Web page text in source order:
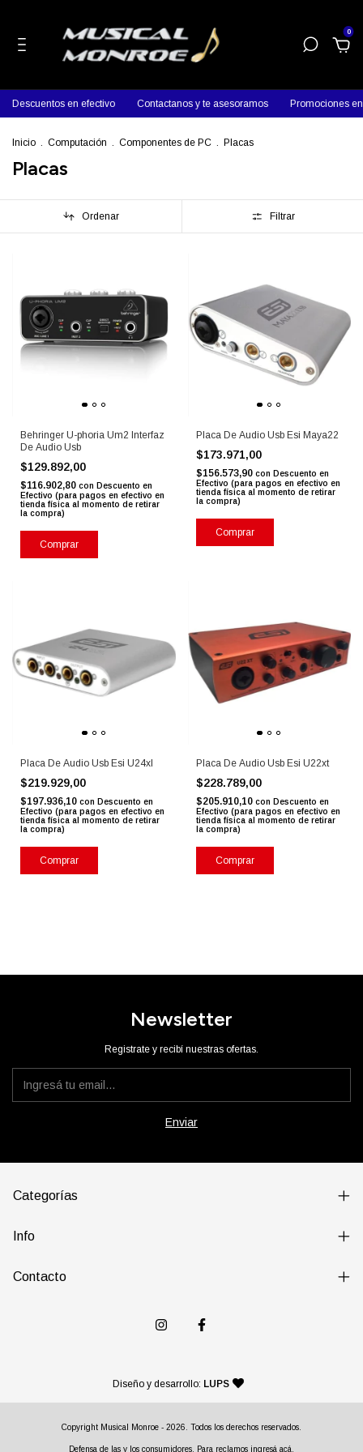
0
Descuentos en efectivo Contactanos y te asesoramos Promociones
Inicio . Computación . Componentes de PC . Placas
Placas
Ordenar Filtrar
Behringer U-phoria Um2 Interfaz
De Audio Usb
$129.892,00
$116.902,80 con Descuento en
Efectivo (para pagos en efectivo en
tienda física al momento de retirar
la compra)
Placa De Audio Usb Esi Maya22
$173.971,00
$156.573,90 con Descuento en
Efectivo (para pagos en efectivo en
tienda física al momento de retirar
la compra)
Placa De Audio Usb Esi U24xl
$219.929,00
$197.936,10 con Descuento en
Efectivo (para pagos en efectivo en
tienda física al momento de retirar
la compra)
Placa De Audio Usb Esi U22xt
$228.789,00
$205.910,10 con Descuento en
Efectivo (para pagos en efectivo en
tienda física al momento de retirar
la compra)
Newsletter
Registrate y recibí nuestras ofertas.
Categorías
Info
Contacto
Diseño y desarrollo: LUPS — agencia de diseño y
Copyright Musical Monroe - 2026. Todos los derechos reservados.
Defensa de las y los consumidores. Para reclamos ingresá acá.